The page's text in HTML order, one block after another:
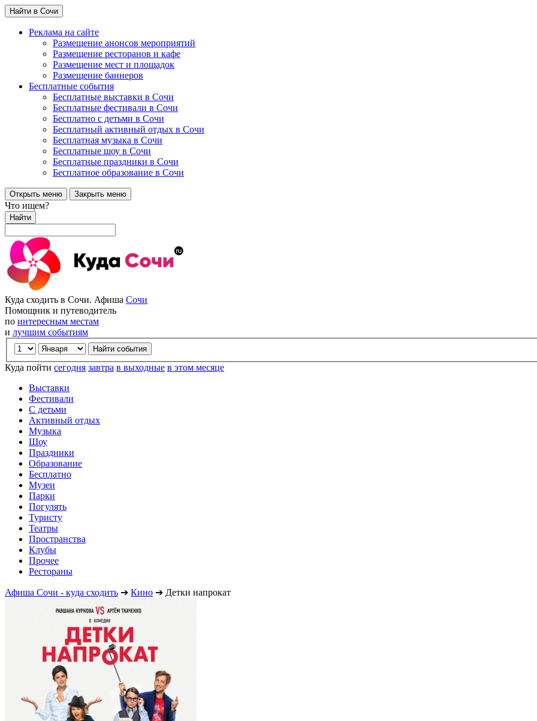
Найти в Сочи
Реклама на сайте
Размещение анонсов мероприятий
Размещение ресторанов и кафе
Размещение мест и площадок
Размещение баннеров
Бесплатные события
Бесплатные выставки в Сочи
Бесплатные фестивали в Сочи
Бесплатно с детьми в Сочи
Бесплатный активный отдых в Сочи
Бесплатная музыка в Сочи
Бесплатные шоу в Сочи
Бесплатные праздники в Сочи
Бесплатное образование в Сочи
Открыть меню Закрыть меню
Что ищем?
Найти
Куда сходить в Сочи. Афиша Сочи
Помощник и путеводитель
по интересным местам
и лучшим событиям
Куда пойти сегодня завтра в выходные в этом месяце
Выставки
Фестивали
С детьми
Активный отдых
Музыка
Шоу
Праздники
Образование
Бесплатно
Музеи
Парки
Погулять
Туристу
Театры
Пространства
Клубы
Прочее
Рестораны
Афиша Сочи - куда сходить ➔ Кино ➔ Детки напрокат